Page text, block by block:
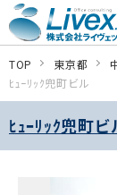
TOP 東京都
ﾋｭｰﾘｯｸ兜町ビル
ﾋｭｰﾘｯｸ兜町